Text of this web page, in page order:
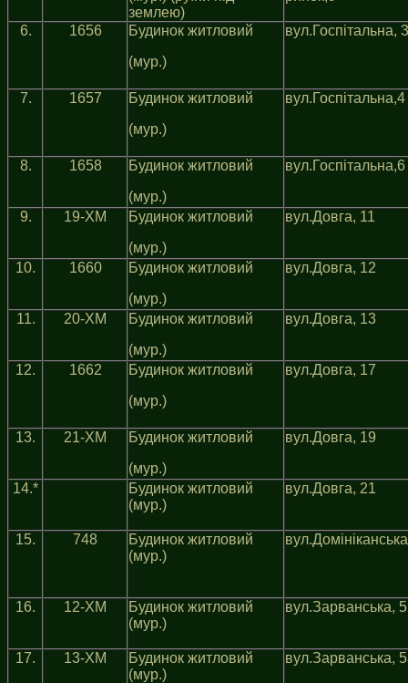
землею)
6. 1656
Будинок житловий
(мур.)
вул.Госпітальна, 3
7. 1657
Будинок житловий
(мур.)
вул.Госпiтальна,4
8. 1658
Будинок житловий
(мур.)
вул.Госпiтальна,6
9. 19-ХМ
Будинок житловий
(мур.)
вул.Довга, 11
10. 1660
Будинок житловий
(мур.)
вул.Довга, 12
11. 20-ХМ
Будинок житловий
(мур.)
вул.Довга, 13
12. 1662
Будинок житловий
(мур.)
вул.Довга, 17
13. 21-ХМ
Будинок житловий
(мур.)
вул.Довга, 19
14.*
Будинок житловий
(мур.)
вул.Довга, 21
15. 748
Будинок житловий
(мур.)
16. 12-ХМ
Будинок житловий
(мур.)
вул.Зарванська, 5
17. 13-ХМ
Будинок житловий
(мур.)
вул.Зарванська,